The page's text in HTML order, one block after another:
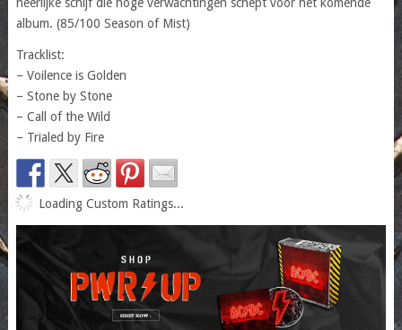
album. (85/100 Season of Mist)
Tracklist:
– Voilence is Golden
– Stone by Stone
– Call of the Wild
– Trialed by Fire
Loading Custom Ratings...